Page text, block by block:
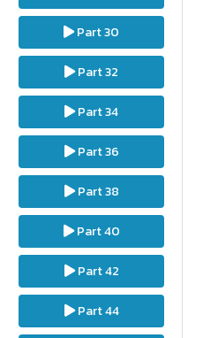
Part 30
Part 32
Part 34
Part 36
Part 38
Part 40
Part 42
Part 44